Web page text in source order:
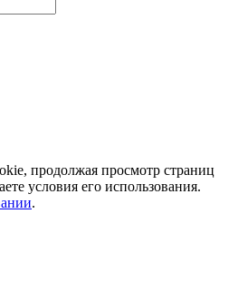
продолжая просмотр страниц
условия его использования.
.